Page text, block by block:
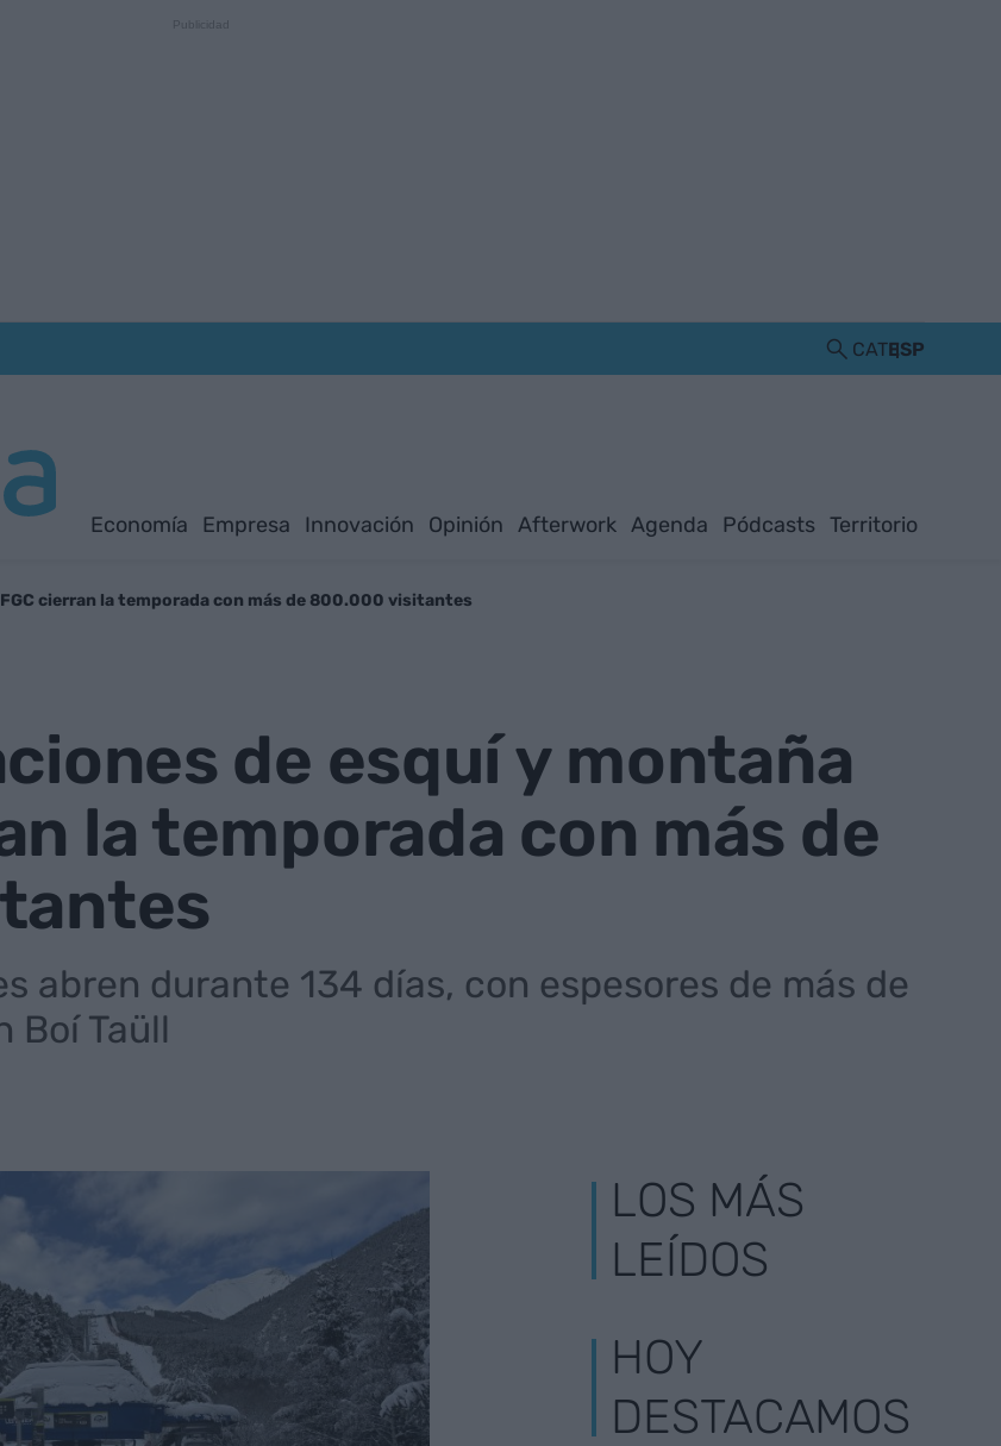
CATESP
Economía Empresa Innovación Opinión Afterwork Agenda Pódcasts Territorio
cierran la temporada con más de 800.000 visitantes
de esquí y montaña
la temporada con más de
abren durante 134 días, con espesores de más de
Boí Taüll
LOS MÁS
LEÍDOS
HOY
DESTACAMOS